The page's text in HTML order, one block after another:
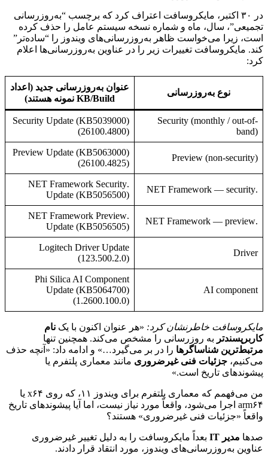
در ۳۰ اکتبر، مایکروسافت اعتراف کرد که برچسب “به‌روزرسانی
تجمیعی”، سال، ماه و شماره نسخه سیستم عامل را حذف کرده
است، زیرا می‌خواست ظاهر به‌روزرسانی‌های ویندوز را “ساده‌تر”
کند. مایکروسافت تغییرات زیر را در عناوین به‌روزرسانی‌ها اعلام
کرد:
نوع به‌روزرسانی
عنوان به‌روزرسانی جدید (اعداد
KB/Build نمونه هستند)
Security (monthly / out-of-
band)
Security Update (KB5039000)
(26100.4800)
Preview (non-security)
Preview Update (KB5063000)
(26100.4825)
.NET Framework — security
.NET Framework Security
Update (KB5056500)
.NET Framework — preview
.NET Framework Preview
Update (KB5056505)
Driver
Logitech Driver Update
(123.500.2.0)
AI component
Phi Silica AI Component
Update (KB5064700)
(1.2600.100.0)
مایکروسافت خاطرنشان کرد: «هر عنوان اکنون با یک نام
کاربرپسندتر به روزرسانی را مشخص می‌کند. همچنین تنها
مرتبط‌ترین شناساگرها را در بر می‌گیرد…» و ادامه داد: «آنچه حذف
می‌کنیم، جزئیات فنی غیرضروری مانند معماری پلتفرم یا
پیشوندهای تاریخ است.»
من می‌فهمم که معماری پلتفرم برای ویندوز ۱۱، که روی x۶۴ یا
arm۶۴ اجرا می‌شود، واقعاً مورد نیاز نیست، اما آیا پیشوندهای تاریخ
واقعاً «جزئیات فنی غیرضروری» هستند؟
صدها مدیر IT
بعداً مایکروسافت را به دلیل تغییر غیرضروری
عناوین به‌روزرسانی‌های ویندوز، مورد انتقاد قرار دادند.